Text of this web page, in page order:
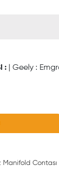
: | Geely :
Manifold Contası